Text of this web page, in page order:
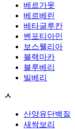
베르가못
베르베린
베타글루칸
벤포티아민
보스웰리아
블랙마카
블루베리
빌베리
ㅅ
산양유단백질
새싹보리